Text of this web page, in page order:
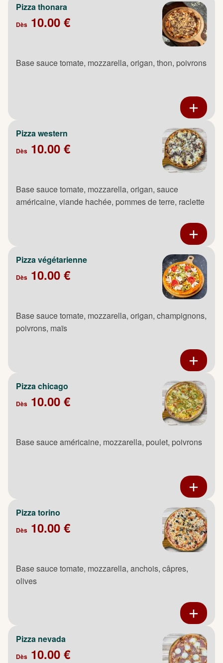
Pizza thonara
Dès 10.00 €
Base sauce tomate, mozzarella, origan, thon, poivrons
Pizza western
Dès 10.00 €
Base sauce tomate, mozzarella, origan, sauce
américaine, viande hachée, pommes de terre, raclette
Pizza végétarienne
Dès 10.00 €
Base sauce tomate, mozzarella, origan, champignons,
poivrons, maïs
Pizza chicago
Dès 10.00 €
Base sauce américaine, mozzarella, poulet, poivrons
Pizza torino
Dès 10.00 €
Base sauce tomate, mozzarella, anchois, câpres,
olives
Pizza nevada
Dès 10.00 €